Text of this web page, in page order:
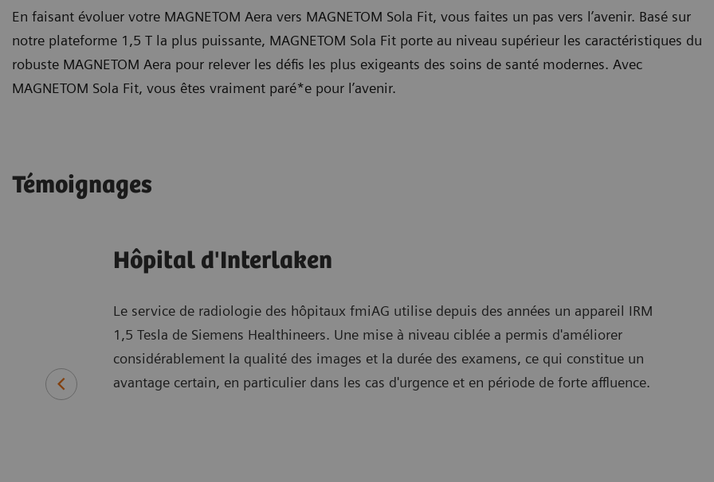
En faisant évoluer votre MAGNETOM Aera vers MAGNETOM Sola Fit, vous faites un pas vers l’avenir. Basé sur
notre plateforme 1,5 T la plus puissante, MAGNETOM Sola Fit porte au niveau supérieur les caractéristiques du
robuste MAGNETOM Aera pour relever les défis les plus exigeants des soins de santé modernes. Avec
MAGNETOM Sola Fit, vous êtes vraiment paré*e pour l’avenir.
Témoignages
Hôpital d'Interlaken
Le service de radiologie des hôpitaux fmiAG utilise depuis des années un appareil IRM
1,5 Tesla de Siemens Healthineers. Une mise à niveau ciblée a permis d'améliorer
considérablement la qualité des images et la durée des examens, ce qui constitue un
avantage certain, en particulier dans les cas d'urgence et en période de forte affluence.